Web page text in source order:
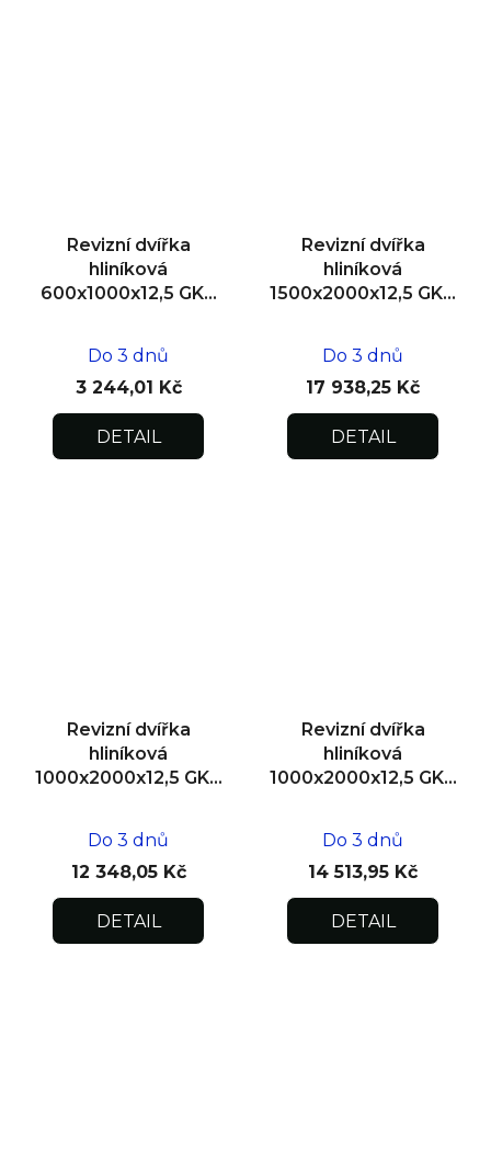
Revizní dvířka
hliníková
600x1000x12,5 GKB
Do 3 dnů
3 244,01 Kč
DETAIL
Revizní dvířka
hliníková
1500x2000x12,5 GKB
Do 3 dnů
17 938,25 Kč
DETAIL
Revizní dvířka
hliníková
1000x2000x12,5 GKB
Do 3 dnů
12 348,05 Kč
DETAIL
Revizní dvířka
hliníková
1000x2000x12,5 GKB
Do 3 dnů
14 513,95 Kč
DETAIL